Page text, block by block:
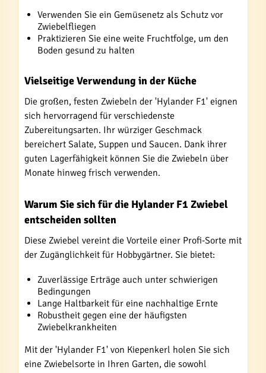
Verwenden Sie ein Gemüsenetz als Schutz vor
Zwiebelfliegen
Praktizieren Sie eine weite Fruchtfolge, um den
Boden gesund zu halten
Vielseitige Verwendung in der Küche
Die großen, festen Zwiebeln der 'Hylander F1' eignen
sich hervorragend für verschiedenste
Zubereitungsarten. Ihr würziger Geschmack
bereichert Salate, Suppen und Saucen. Dank ihrer
guten Lagerfähigkeit können Sie die Zwiebeln über
Monate hinweg frisch verwenden.
Warum Sie sich für die Hylander F1 Zwiebel
entscheiden sollten
Diese Zwiebel vereint die Vorteile einer Profi-Sorte mit
der Zugänglichkeit für Hobbygärtner. Sie bietet:
Zuverlässige Erträge auch unter schwierigen
Bedingungen
Lange Haltbarkeit für eine nachhaltige Ernte
Robustheit gegen eine der häufigsten
Zwiebelkrankheiten
Mit der 'Hylander F1' von Kiepenkerl holen Sie sich
eine Zwiebelsorte in Ihren Garten, die sowohl